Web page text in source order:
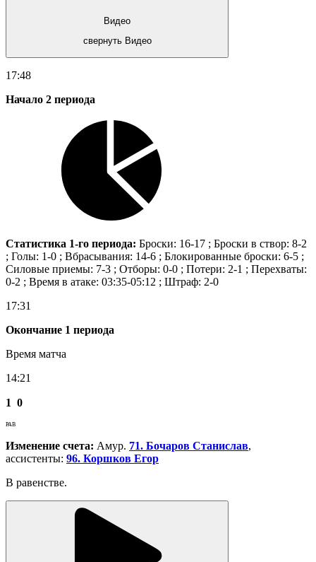
Видео
свернуть Видео
17:48
Начало 2 периода
Статистика 1-го периода: Броски: 16-17 ; Броски в створ: 8-2
; Голы: 1-0 ; Вбрасывания: 14-6 ; Блокированные броски: 6-5 ;
Силовые приемы: 7-3 ; Отборы: 0-0 ; Потери: 2-1 ; Перехваты:
0-2 ; Время в атаке: 03:35-05:12 ; Штраф: 2-0
17:31
Окончание 1 периода
Время матча
14:21
1 0
РАВ
Изменение счета: Амур. 71. Бочаров Станислав,
ассистенты: 96. Коршков Егор
В равенстве.